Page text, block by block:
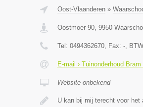
Oost-Vlaanderen»
Oostmoer 90, 9950
Tel: 0494362670, Fax: -,
E-mail › Tuinonderhoud Bram
Website onbekend
U kan bij mij terecht voor het